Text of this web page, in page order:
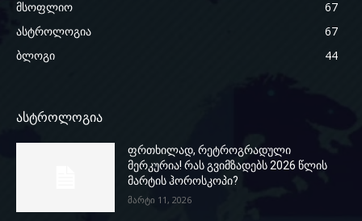
მსოფლიო
67
ასტროლოგია
67
ბლოგი
44
ასტროლოგია
ფრთხილად, რეტროგრადული
მერკურია! რას გვიმზადებს 2026 წლის
მარტის ჰოროსკოპი?
მარტი 11, 2026